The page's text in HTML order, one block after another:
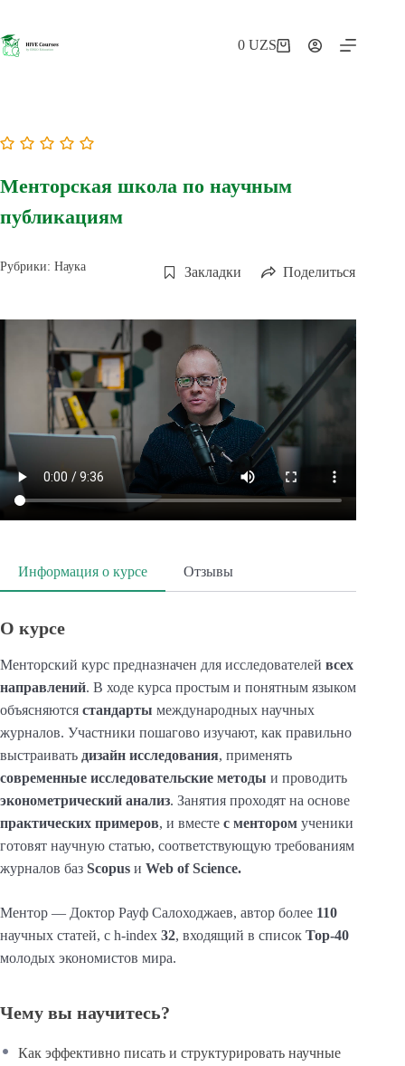
сути
Корзина
0UZS
Менторская школа по научным
публикациям
Рубрики: Наука Закладки Поделиться
Информация о курсе Отзывы
О курсе
Менторский курс предназначен для исследователей всех
направлений. В ходе курса простым и понятным языком
объясняются стандарты международных научных
журналов. Участники пошагово изучают, как правильно
выстраивать дизайн исследования, применять
современные исследовательские методы и проводить
эконометрический анализ. Занятия проходят на основе
практических примеров, и вместе с ментором ученики
готовят научную статью, соответствующую требованиям
журналов баз Scopus и Web of Science.
Ментор — Доктор Рауф Салоходжаев, автор более 110
научных статей, с h-index 32, входящий в список Top-40
молодых экономистов мира.
Чему вы научитесь?
Как эффективно писать и структурировать научные